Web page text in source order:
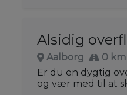
Alsidig
Aalborg 0 km
Er du en dygtig
og vær med til at